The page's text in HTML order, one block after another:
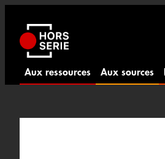
contenu
Aux ressources Aux sources